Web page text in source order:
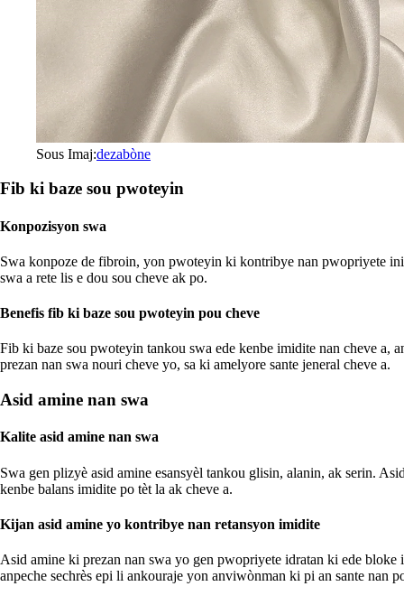
Sous Imaj:dezabòne
Fib ki baze sou pwoteyin
Konpozisyon swa
Swa konpoze de fibroin, yon pwoteyin ki kontribye nan pwopriyete
swa a rete lis e dou sou cheve ak po.
Benefis fib ki baze sou pwoteyin pou cheve
Fib ki baze sou pwoteyin tankou swa ede kenbe imidite nan cheve a,
prezan nan swa nouri cheve yo, sa ki amelyore sante jeneral cheve a.
Asid amine nan swa
Kalite asid amine nan swa
Swa gen plizyè asid amine esansyèl tankou glisin, alanin, ak serin.
kenbe balans imidite po tèt la ak cheve a.
Kijan asid amine yo kontribye nan retansyon imidite
Asid amine ki prezan nan swa yo gen pwopriyete idratan ki ede bloke
anpeche sechrès epi li ankouraje yon anviwònman ki pi an sante nan